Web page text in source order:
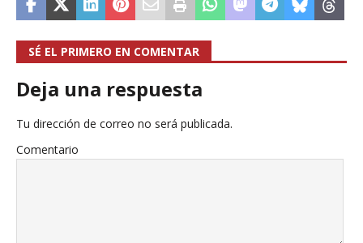
SÉ EL PRIMERO EN COMENTAR
Deja una respuesta
Tu dirección de correo no será publicada.
Comentario